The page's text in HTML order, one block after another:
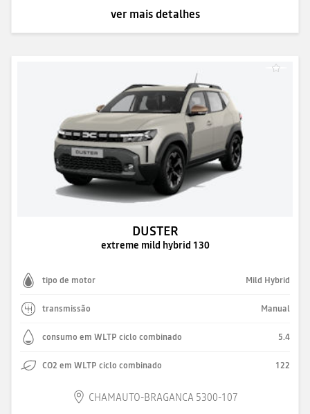
ver mais detalhes
DUSTER
extreme mild hybrid 130
tipo de motor Mild Hybrid
transmissão Manual
consumo em WLTP ciclo combinado 5.4
CO2 em WLTP ciclo combinado 122
CHAMAUTO-BRAGANCA 5300-107